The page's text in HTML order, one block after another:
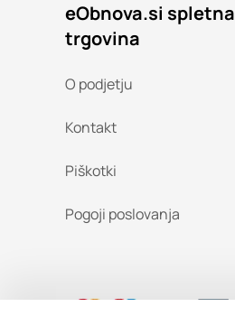
eObnova.si spletna
trgovina
O podjetju
Kontakt
Piškotki
Pogoji poslovanja